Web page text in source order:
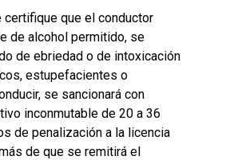
certifique que el conductor
de alcohol permitido, se
de ebriedad o de intoxicación
estupefacientes o
se sancionará con
inconmutable de 20 a 36
de penalización a la licencia
de que se remitirá el